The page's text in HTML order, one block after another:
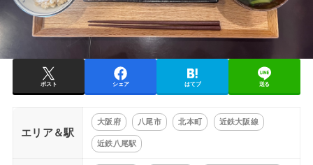
ポスト シェア はてブ 送る
エリア＆駅
大阪府 八尾市 北本町 近鉄大阪線
近鉄八尾駅